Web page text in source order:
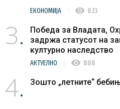
ЕКОНОМИЈА visibility 823
3
Победа за Владата,
задржа статусот на
културно наследство
АКТУЕЛНО visibility 808
4 Зошто „летните“